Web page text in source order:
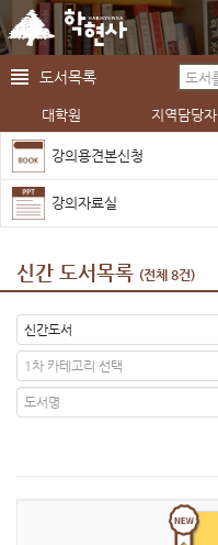
도서목록
대학원 지역담당자
강의용견본신청
강의자료실
신간 도서목록 (전체 8건)
신간도서
1차 카테고리 선택